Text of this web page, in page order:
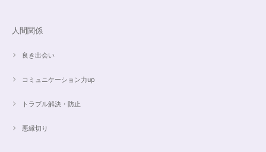
人間関係
良き出会い
コミュニケーション力up
トラブル解決・防止
悪縁切り